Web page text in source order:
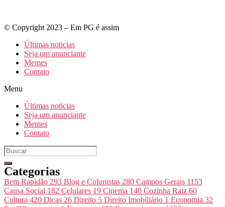
© Copyright 2023 – Em PG é assim
Últimas noticias
Seja um anunciante
Memes
Contato
Menu
Últimas noticias
Seja um anunciante
Memes
Contato
Categorias
Bem Rapidão 293 Blog e Colunistas 280 Campos Gerais 1153
Causa Social 182 Celulares 19 Cinema 140 Cozinha Raiz 60
Cultura 420 Dicas 26 Direito 5 Direito Imobiliário 1 Economia 32